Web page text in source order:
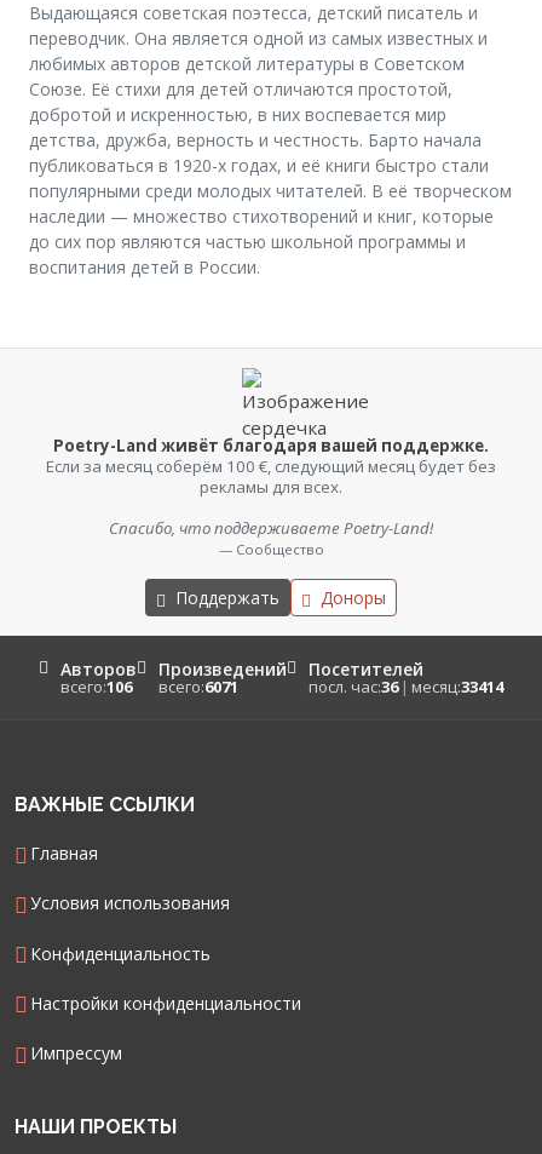
Выдающаяся советская поэтесса, детский писатель и
переводчик. Она является одной из самых известных и
любимых авторов детской литературы в Советском
Союзе. Её стихи для детей отличаются простотой,
добротой и искренностью, в них воспевается мир
детства, дружба, верность и честность. Барто начала
публиковаться в 1920-х годах, и её книги быстро стали
популярными среди молодых читателей. В её творческом
наследии — множество стихотворений и книг, которые
до сих пор являются частью школьной программы и
воспитания детей в России.
Poetry-Land живёт благодаря вашей поддержке.
Если за месяц соберём 100 €, следующий месяц будет без
рекламы для всех.
Спасибо, что поддерживаете Poetry-Land!
— Сообщество
Поддержать Доноры
Авторов
всего:106
Произведений
всего:6071
Посетителей
посл. час:36 | месяц:33414
ВАЖНЫЕ ССЫЛКИ
Главная
Условия использования
Конфиденциальность
Настройки конфиденциальности
Импрессум
НАШИ ПРОЕКТЫ